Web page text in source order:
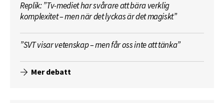
Replik: ”Tv-mediet har svårare att bära verklig
komplexitet – men när det lyckas är det magiskt”
”SVT visar vetenskap – men får oss inte att tänka”
Mer debatt